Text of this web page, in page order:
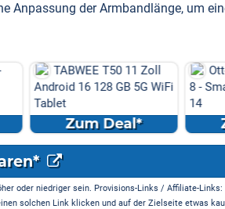
Anpassung der Armbandlänge, um
T50 11 Zoll
GB 5G WiFi
Otto - Blackview
8 - Smartphone mit
Zum Deal*
oder niedriger sein. Provisions-Links / Affiliate-
solchen Link klicken und auf der Zielseite etwas